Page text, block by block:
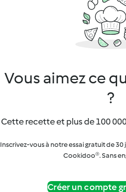
Vous aimez ce
?
Cette recette et plus de 100
Inscrivez-vous à notre essai gratuit de
Cookidoo®. Sans
Créer un compte